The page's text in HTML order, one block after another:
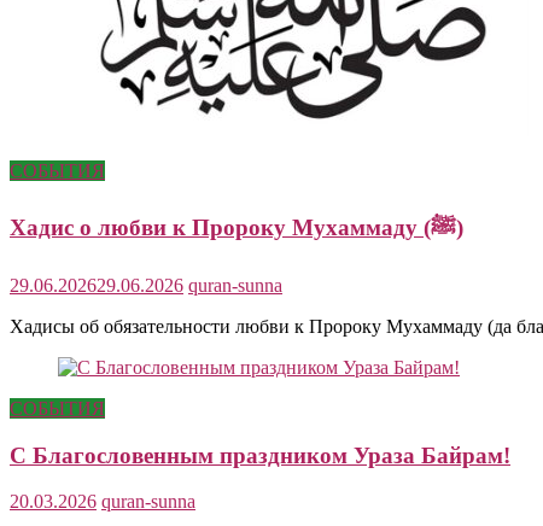
СОБЫТИЯ
Хадис о любви к Пророку Мухаммаду (ﷺ)
29.06.202629.06.2026 quran-sunna
Хадисы об обязательности любви к Пророку Мухаммаду (да
СОБЫТИЯ
С Благословенным праздником Ураза Байрам!
20.03.2026 quran-sunna